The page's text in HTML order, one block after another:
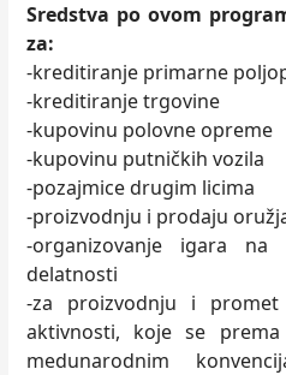
Sredstva po ovom
za:
-kreditiranje primarne
-kreditiranje trgovine
-kupovinu polovne opreme
-kupovinu putničkih vozila
-pozajmice drugim licima
-proizvodnju i prodaju
-organizovanje igara
delatnosti
-za proizvodnju i
aktivnosti, koje se
medunarodnim